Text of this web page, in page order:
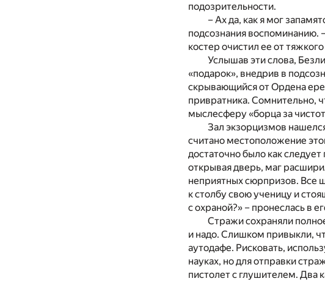
подозрительности.
– Ах да, как я мог
подсознания воспоминанию.
костер очистил ее от
Услышав эти слова,
«подарок», внедрив в
скрывающийся от Ордена
привратника. Сомнительно,
мыслесферу «борца за
Зал экзорцизмов
считано местоположение
достаточно было как
открывая дверь, маг
неприятных сюрпризов. Все
к столбу свою ученицу и
с охраной?» – пронеслась в
Стражи сохраняли
и надо. Слишком привыкли,
аутодафе. Рисковать,
науках, но для отправки
пистолет с глушителем. Два